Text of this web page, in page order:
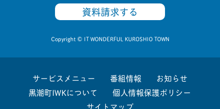
資料請求する
Copyright © IT WONDERFUL KUROSHIO TOWN
サービスメニュー 番組情報
お知らせ
黒潮町IWKについて
個人情報保護ポリシー
サイトマップ